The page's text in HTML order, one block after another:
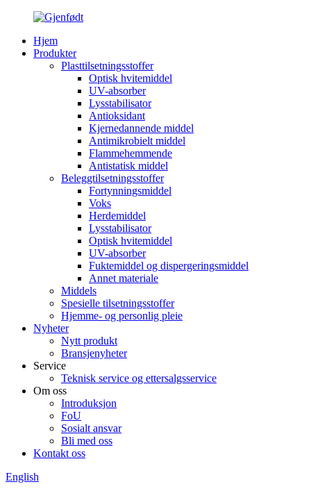
Hjem
Produkter
Plasttilsetningsstoffer
Optisk hvitemiddel
UV-absorber
Lysstabilisator
Antioksidant
Kjernedannende middel
Antimikrobielt middel
Flammehemmende
Antistatisk middel
Beleggtilsetningsstoffer
Fortynningsmiddel
Voks
Herdemiddel
Lysstabilisator
Optisk hvitemiddel
UV-absorber
Fuktemiddel og dispergeringsmiddel
Annet materiale
Middels
Spesielle tilsetningsstoffer
Hjemme- og personlig pleie
Nyheter
Nytt produkt
Bransjenyheter
Service
Teknisk service og ettersalgsservice
Om oss
Introduksjon
FoU
Sosialt ansvar
Bli med oss
Kontakt oss
English